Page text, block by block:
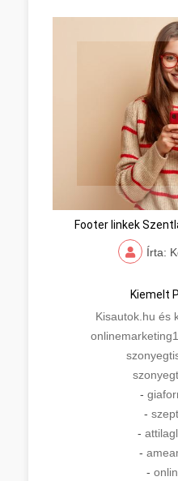
Footer linkek
Írta:
Kiemelt
Kisautok.hu és
-
-
-
-
-